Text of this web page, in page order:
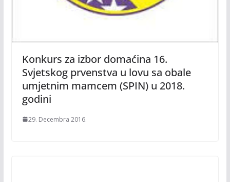
Konkurs za izbor domaćina 16.
Svjetskog prvenstva u lovu sa obale
umjetnim mamcem (SPIN) u 2018.
godini
29. Decembra 2016.